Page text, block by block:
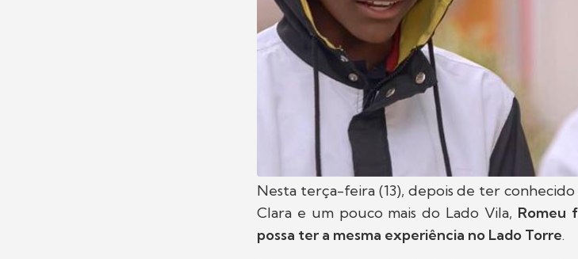
Nesta terça-feira (13), depois de ter conhecido
Clara e um pouco mais do Lado Vila, Romeu
possa ter a mesma experiência no Lado Torre.